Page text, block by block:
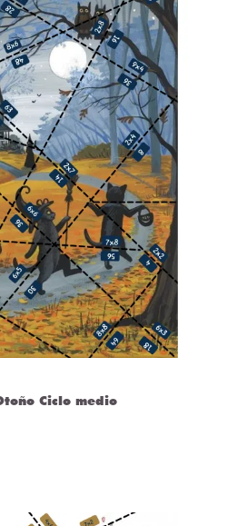
Ciclo medio